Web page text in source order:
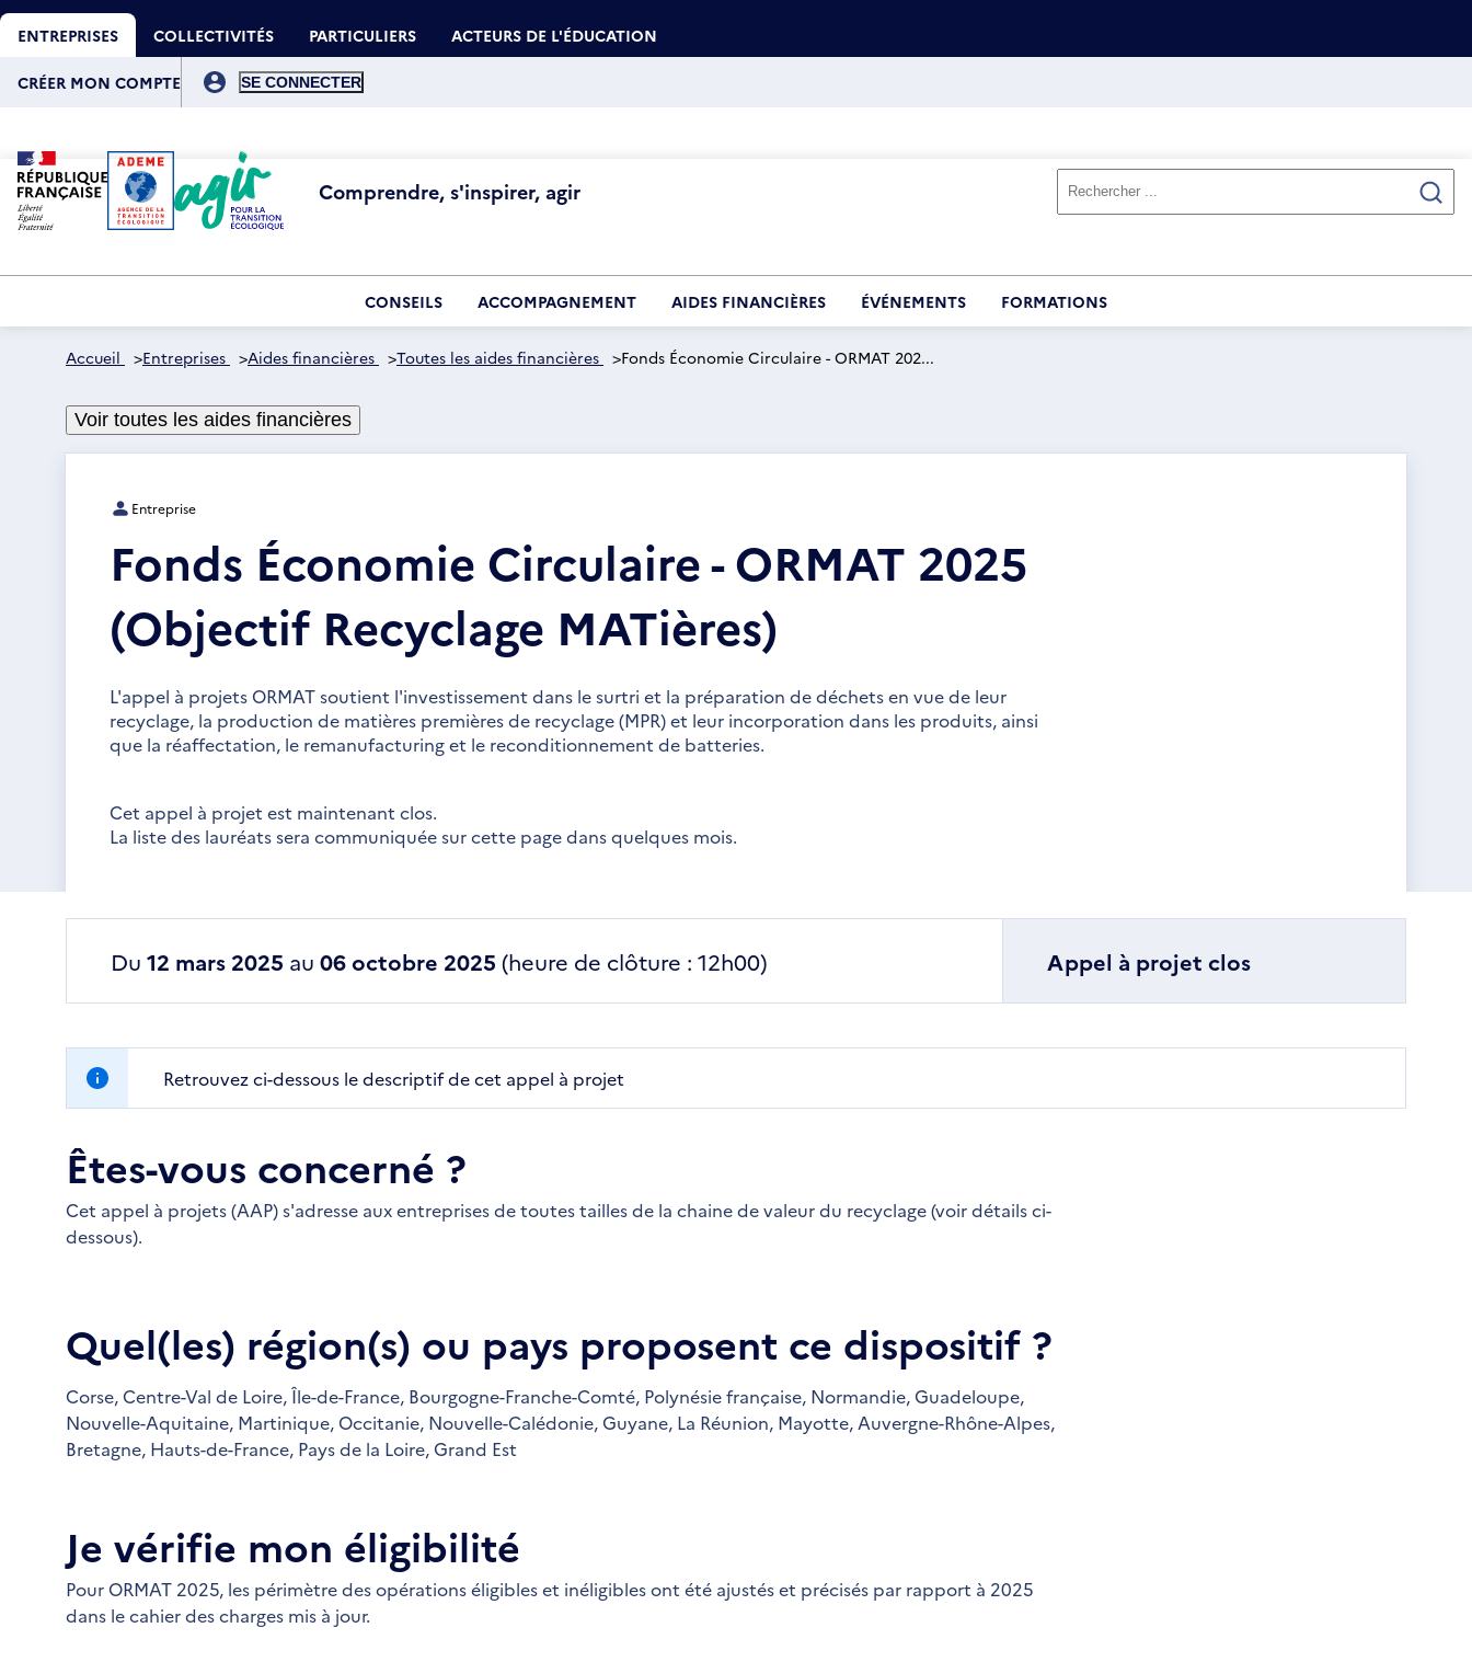
Aller
au
contenu
ENTREPRISES COLLECTIVITÉS PARTICULIERS ACTEURS DE L'ÉDUCATION
compte
CRÉER MON COMPTE
Comprendre, s'inspirer, agir
CONSEILS ACCOMPAGNEMENT AIDES FINANCIÈRES ÉVÉNEMENTS FORMATIONS
Accueil >Entreprises >Aides financières >Toutes les aides financières >Fonds Économie Circulaire - ORMAT 202...
Voir toutes les aides financières
Entreprise
Fonds Économie Circulaire - ORMAT 2025
(Objectif Recyclage MATières)
L'appel à projets ORMAT soutient l'investissement dans le surtri et la préparation de déchets en vue de leur
recyclage, la production de matières premières de recyclage (MPR) et leur incorporation dans les produits, ainsi
que la réaffectation, le remanufacturing et le reconditionnement de batteries.
Cet appel à projet est maintenant clos.
La liste des lauréats sera communiquée sur cette page dans quelques mois.
Du 12 mars 2025 au 06 octobre 2025 (heure de clôture : 12h00) Appel à projet clos
Retrouvez ci-dessous le descriptif de cet appel à projet
Êtes-vous concerné ?
Cet appel à projets (AAP) s'adresse aux entreprises de toutes tailles de la chaine de valeur du recyclage (voir détails ci-
dessous).
Quel(les) région(s) ou pays proposent ce dispositif ?
Corse, Centre-Val de Loire,Île-de-France, Bourgogne-Franche-Comté, Polynésie française, Normandie,Guadeloupe,
Nouvelle-Aquitaine, Martinique, Occitanie, Nouvelle-Calédonie,Guyane, La Réunion, Mayotte, Auvergne-Rhône-Alpes,
Bretagne, Hauts-de-France, Pays de la Loire,Grand Est
Je vérifie mon éligibilité
Pour ORMAT 2025, les périmètre des opérations éligibles et inéligibles ont été ajustés et précisés par rapport à 2025
dans le cahier des charges mis à jour.